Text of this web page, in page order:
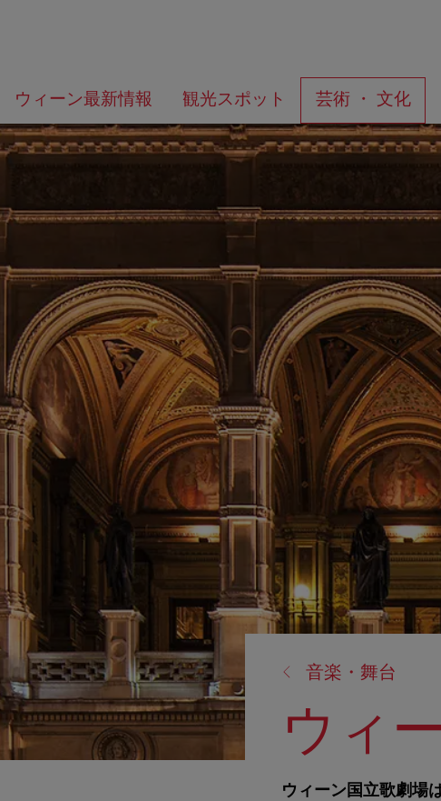
ニ
ー
へ
の
ー
ジ
ッ
ウィーン最新情報 観光スポット 芸術 ・ 文化
何
を
お
探
し
か？
音楽・舞台
ウィ
ウィーン国立歌劇場